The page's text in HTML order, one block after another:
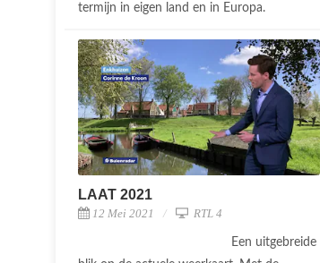
termijn in eigen land en in Europa.
LAAT 2021
12 Mei 2021 RTL 4
Een uitgebreide